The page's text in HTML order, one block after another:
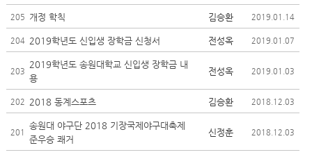
205 개정 학칙 김승환 2019.01.14
204 2019학년도 신입생 장학금 신청서 전성옥 2019.01.07
203
2019학년도 송원대학교 신입생 장학금 내
용
전성옥 2019.01.03
202 2018 동계스포츠 김승환 2018.12.03
201
송원대 야구단 2018 기장국제야구대축제
준우승 쾌거
신정훈 2018.12.03